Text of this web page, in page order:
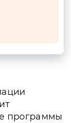
программы